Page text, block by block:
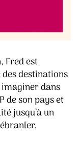
Fred est
destinations
imaginer dans
de son pays et
jusqu’à un